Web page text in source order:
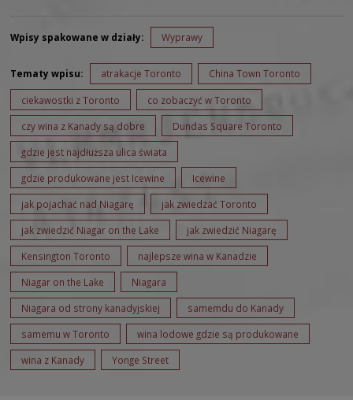
Wpisy spakowane w działy: Wyprawy
Tematy wpisu: atrakacje Toronto China Town Toronto
ciekawostki z Toronto co zobaczyć w Toronto
czy wina z Kanady są dobre Dundas Square Toronto
gdzie jest najdłuższa ulica świata
gdzie produkowane jest Icewine Icewine
jak pojachać nad Niagarę jak zwiedzać Toronto
jak zwiedzić Niagar on the Lake jak zwiedzić Niagarę
Kensington Toronto najlepsze wina w Kanadzie
Niagar on the Lake Niagara
Niagara od strony kanadyjskiej samemdu do Kanady
samemu w Toronto wina lodowe gdzie są produkowane
wina z Kanady Yonge Street